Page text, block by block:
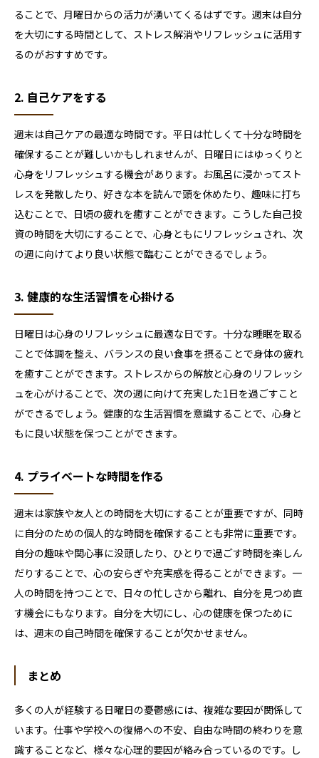
ることで、月曜日からの活力が湧いてくるはずです。週末は自分
を大切にする時間として、ストレス解消やリフレッシュに活用す
るのがおすすめです。
2. 自己ケアをする
週末は自己ケアの最適な時間です。平日は忙しくて十分な時間を
確保することが難しいかもしれませんが、日曜日にはゆっくりと
心身をリフレッシュする機会があります。お風呂に浸かってスト
レスを発散したり、好きな本を読んで頭を休めたり、趣味に打ち
込むことで、日頃の疲れを癒すことができます。こうした自己投
資の時間を大切にすることで、心身ともにリフレッシュされ、次
の週に向けてより良い状態で臨むことができるでしょう。
3. 健康的な生活習慣を心掛ける
日曜日は心身のリフレッシュに最適な日です。十分な睡眠を取る
ことで体調を整え、バランスの良い食事を摂ることで身体の疲れ
を癒すことができます。ストレスからの解放と心身のリフレッシ
ュを心がけることで、次の週に向けて充実した1日を過ごすこと
ができるでしょう。健康的な生活習慣を意識することで、心身と
もに良い状態を保つことができます。
4. プライベートな時間を作る
週末は家族や友人との時間を大切にすることが重要ですが、同時
に自分のための個人的な時間を確保することも非常に重要です。
自分の趣味や関心事に没頭したり、ひとりで過ごす時間を楽しん
だりすることで、心の安らぎや充実感を得ることができます。一
人の時間を持つことで、日々の忙しさから離れ、自分を見つめ直
す機会にもなります。自分を大切にし、心の健康を保つために
は、週末の自己時間を確保することが欠かせません。
まとめ
多くの人が経験する日曜日の憂鬱感には、複雑な要因が関係して
います。仕事や学校への復帰への不安、自由な時間の終わりを意
識することなど、様々な心理的要因が絡み合っているのです。し